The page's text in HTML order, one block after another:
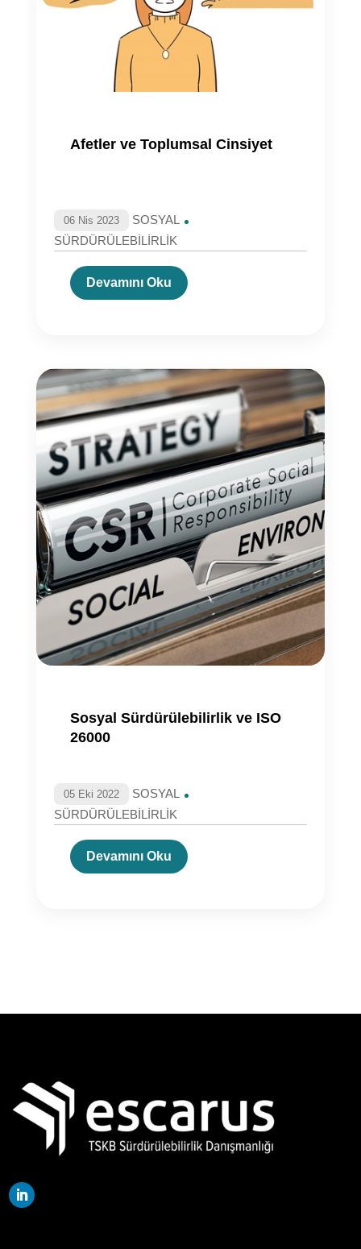
Afetler ve Toplumsal Cinsiyet
06 Nis 2023
SOSYAL
SÜRDÜRÜLEBİLİRLİK
Devamını Oku
Sosyal Sürdürülebilirlik ve ISO
26000
05 Eki 2022
SOSYAL
SÜRDÜRÜLEBİLİRLİK
Devamını Oku